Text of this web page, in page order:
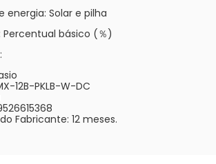
energia: Solar e pilha
básico (％)
12B-PKLB-W-DC
Fabricante: 12 meses.